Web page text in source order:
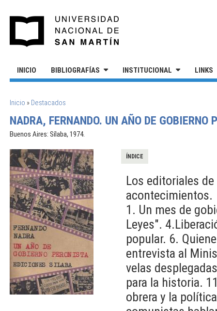
INICIO BIBLIOGRAFÍAS INSTITUCIONAL LINKS
SE ENCUENTRA USTED AQUÍ
Inicio » Destacados
NADRA, FERNANDO. UN AÑO DE GOBIERNO
Buenos Aires: Sílaba, 1974.
ÍNDICE
Los editoriales
acontecimientos.
1. Un mes de
Leyes".
popular. 6.
entrevista al
velas
para la historia.
obrera y la